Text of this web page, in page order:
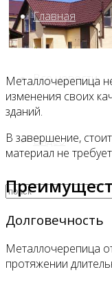
Главная
Все новости
Видео
Металлочерепица
изменения своих
зданий.
В завершение,
материал не
Долговечность
Металлочерепица
протяжении